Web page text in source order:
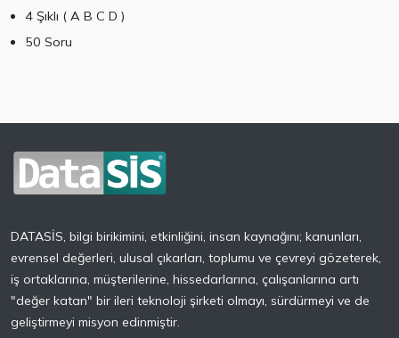
4 Şıklı ( A B C D )
50 Soru
DATASİS, bilgi birikimini, etkinliğini, insan kaynağını; kanunları,
evrensel değerleri, ulusal çıkarları, toplumu ve çevreyi gözeterek,
iş ortaklarına, müşterilerine, hissedarlarına, çalışanlarına artı
"değer katan" bir ileri teknoloji şirketi olmayı, sürdürmeyi ve de
geliştirmeyi misyon edinmiştir.